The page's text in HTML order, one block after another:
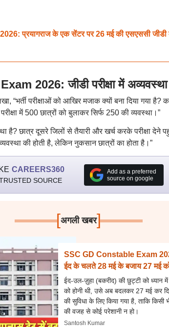
प्रयागराज के एक सेंटर पर 26 मई की एसएससी जीडी
2026: जीडी परीक्षा में
“भर्ती परीक्षाओं को आखिर मजाक क्यों बना दिया गया है?
में 500 छात्रों को बुलाकर सिर्फ 250 की व्यवस्था।”
है? छात्र दूसरे जिलों से तैयारी और खर्च करके परीक्षा देने
की होती है, लेकिन नुकसान छात्रों का होता है।”
CAREERS360
SOURCE
Add as a preferred
source on google
[अगली खबर]
SSC GD Constable Exam
ईद के चलते 28 मई के बजाय 27 मई
ईद-उल-ज़ुहा (बकरीद) की छुट्टी को ध्यान
को होनी थी, उसे अब बदलकर 27 मई कर
की सुविधा के लिए किया गया है, ताकि किसी
की वजह से कोई परेशानी न हो।
Santosh Kumar